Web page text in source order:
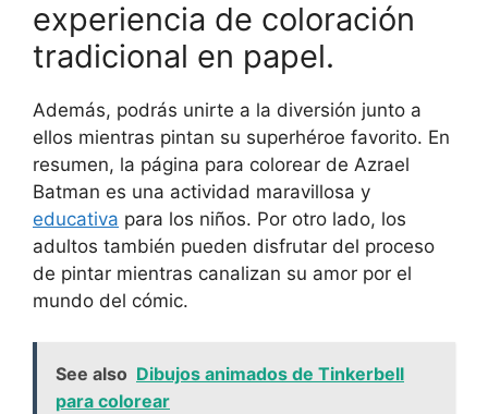
experiencia de coloración
tradicional en papel.
Además, podrás unirte a la diversión junto a
ellos mientras pintan su superhéroe favorito. En
resumen, la página para colorear de Azrael
Batman es una actividad maravillosa y
educativa para los niños. Por otro lado, los
adultos también pueden disfrutar del proceso
de pintar mientras canalizan su amor por el
mundo del cómic.
See also Dibujos animados de Tinkerbell
para colorear